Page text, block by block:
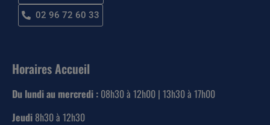
02 96 72 60 33
Horaires Accueil
Du lundi au mercredi : 08h30 à 12h00 | 13h30 à 17h00
Jeudi 8h30 à 12h30